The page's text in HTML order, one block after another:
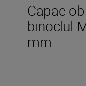
Capac
binoclul
mm